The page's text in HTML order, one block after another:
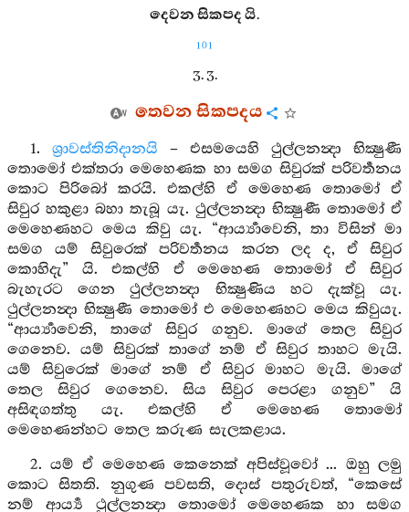
දෙවන සිකපද යි.
101
3. 3.
තෙවන සිකපදය
1. ශ්‍රාවස්තිනිදානයි – එසමයෙහි ථුල්ලනන්‍දා භික්‍ෂුණී
තොමෝ එක්තරා මෙහෙණක හා සමග සිවුරක් පරිවර්‍තනය
කොට පිරිබෝ කරයි. එකල්හි ඒ මෙහෙණ තොමෝ ඒ
සිවුර හකුළා බහා තැබූ යැ. ථුල්ලනන්‍දා භික්‍ෂුණී තොමෝ ඒ
මෙහෙණහට මෙය කිවු යැ. “ආර්‍ය්‍යාවෙනි, තා විසින් මා
සමග යම් සිවුරෙක් පරිවර්‍තනය කරන ලද ද, ඒ සිවුර
කොහිදැ” යි. එකල්හි ඒ මෙහෙණ තොමෝ ඒ සිවුර
බැහැරට ගෙන ථුල්ලනන්‍දා භික්‍ෂුණිය හට දැක්වූ යැ.
ථුල්ලනන්‍දා භික්‍ෂුණී තොමෝ එ මෙහෙණහට මෙය කිවුයැ.
“ආර්‍ය්‍යාවෙනි, තාගේ සිවුර ගනුව. මාගේ තෙල සිවුර
ගෙනෙව. යම් සිවුරක් තාගේ නම් ඒ සිවුර තාහට මැයි.
යම් සිවුරෙක් මාගේ නම් ඒ සිවුර මාහට මැයි. මාගේ
තෙල සිවුර ගෙනෙව. සිය සිවුර පෙරළා ගනුව” යි
අසිඳගත්තු යැ. එකල්හි ඒ මෙහෙණ තොමෝ
මෙහෙණන්හට තෙල කරුණ සැලකළාය.
2. යම් ඒ මෙහෙණ කෙනෙක් අපිස්වූවෝ ... ඔහු ලමු
කොට සිතති. නුගුණ පවසති, දොස් පතුරුවත්, “කෙසේ
නම් ආර්‍ය්‍ය ථුල්ලනන්‍දා තොමෝ මෙහෙණක හා සමග